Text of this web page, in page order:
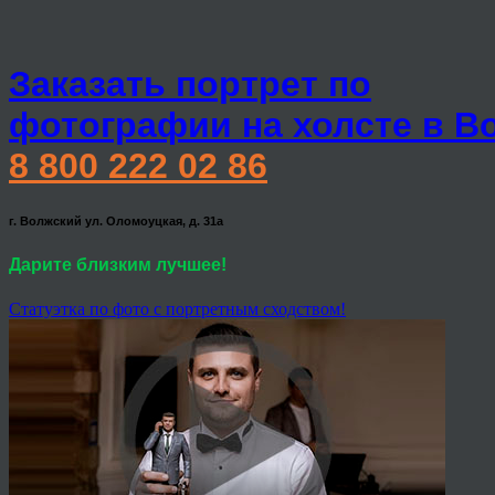
Заказать портрет по
фотографии на холсте в
8 800 222 02 86
г. Волжский ул. Оломоуцкая, д. 31а
Дарите близким лучшее!
Статуэтка по фото с портретным сходством!